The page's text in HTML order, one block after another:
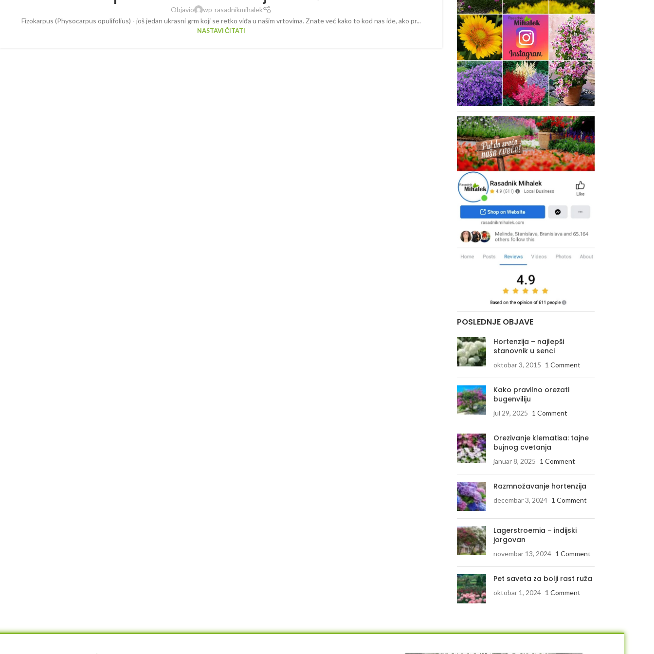
Objavio
wp-rasadnikmihalek
Fizokarpus (Physocarpus opulifolius) - još jedan ukrasni grm koji se retko viđa u našim vrtovima. Znate već kako to kod nas ide, ako pr...
NASTAVI ČITATI
POSLEDNJE OBJAVE
Hortenzija – najlepši
stanovnik u senci
oktobar 3, 2015 1 Comment
Kako pravilno orezati
bugenviliju
jul 29, 2025 1 Comment
Orezivanje klematisa: tajne
bujnog cvetanja
januar 8, 2025 1 Comment
Razmnožavanje hortenzija
decembar 3, 2024 1 Comment
Lagerstroemia – indijski
jorgovan
novembar 13, 2024 1 Comment
Pet saveta za bolji rast ruža
oktobar 1, 2024 1 Comment